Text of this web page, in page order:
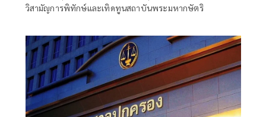
วิสามัญการพิทักษ์และเทิดทูนสถาบันพระมหากษัตริ